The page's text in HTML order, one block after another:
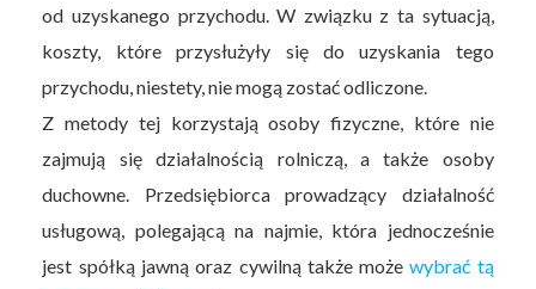
od uzyskanego przychodu. W związku z ta sytuacją,
koszty, które przysłużyły się do uzyskania tego
przychodu, niestety, nie mogą zostać odliczone.
Z metody tej korzystają osoby fizyczne, które nie
zajmują się działalnością rolniczą, a także osoby
duchowne. Przedsiębiorca prowadzący działalność
usługową, polegającą na najmie, która jednocześnie
jest spółką jawną oraz cywilną także możewybrać tą